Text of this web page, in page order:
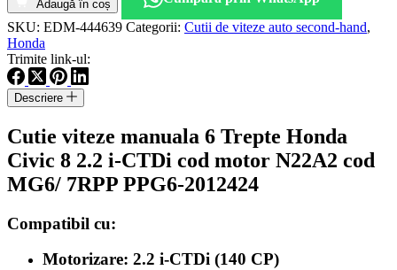
viteze
manuala
6
Trepte
Honda
Civic
i-
CTDi
cod
motor
N22A2
MG6
Adaugă în coș
SKU: EDM-444639 Categorii: Cutii de viteze auto second-hand,
Honda
Trimite link-ul:
Descriere
Cutie viteze manuala 6 Trepte Honda
Civic 8 2.2 i-CTDi cod motor N22A2 cod
MG6/ 7RPP PPG6-2012424
Compatibil cu:
Motorizare: 2.2 i-CTDi (140 CP)